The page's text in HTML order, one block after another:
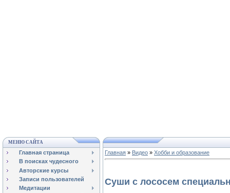
МЕНЮ САЙТА
Главная страница
В поисках чудесного
Авторские курсы
Записи пользователей
Медитации
Главная » Видео » Хобби и образование
Суши с лососем